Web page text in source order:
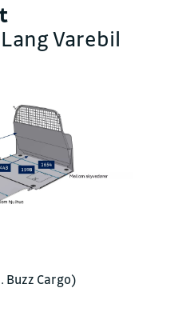
Lang Varebil
Buzz Cargo)